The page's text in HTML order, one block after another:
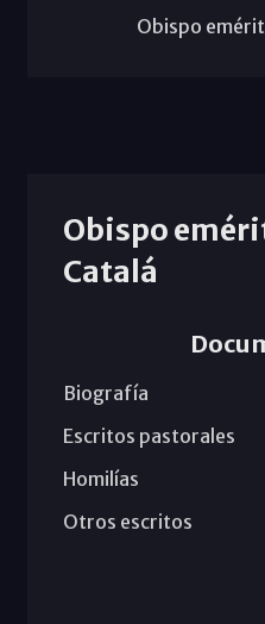
Obispo
Obispo
Catalá
Biografía
Escritos pastorales
Homilías
Otros escritos